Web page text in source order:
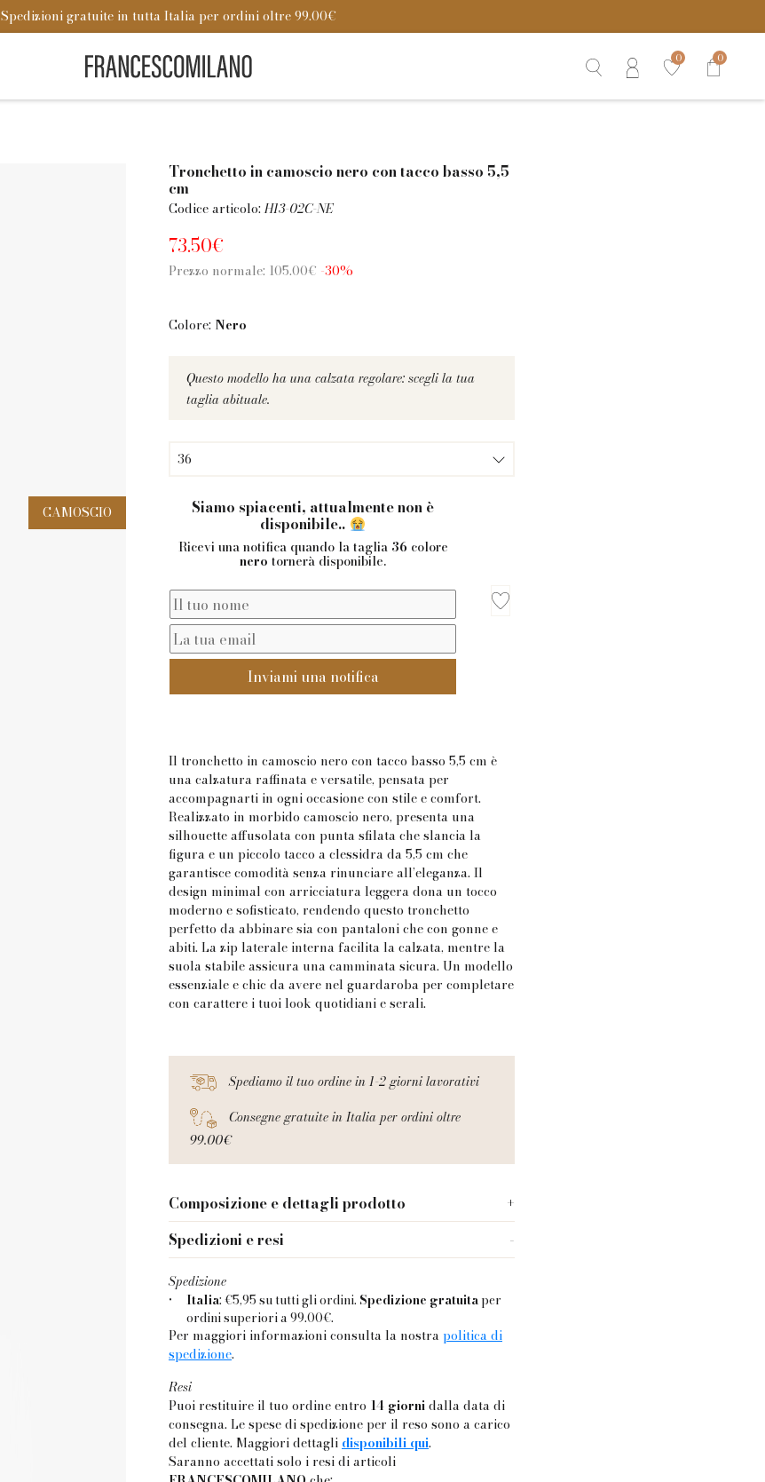
Spedizioni gratuite in tutta Italia per ordini oltre 99.00€
0 0
Tronchetto in camoscio nero con tacco basso 5,5
cm
Codice articolo:H13-02C-NE
73.50€
Prezzo normale: 105.00€ -30%
Colore: Nero
Questo modello ha una calzata regolare: scegli la tua
taglia abituale.
36
Siamo spiacenti, attualmente non è
disponibile..
Ricevi una notifica quando la taglia 36
nero tornerà disponibile.
Inviami una notifica
Il tronchetto in camoscio nero con tacco basso 5,5 cm è
una calzatura raffinata e versatile, pensata per
accompagnarti in ogni occasione con stile e comfort.
Realizzato in morbido camoscio nero, presenta una
silhouette affusolata con punta sfilata che slancia la
figura e un piccolo tacco a clessidra da 5,5 cm che
garantisce comodità senza rinunciare all’eleganza. Il
design minimal con arricciatura leggera dona un tocco
moderno e sofisticato, rendendo questo tronchetto
perfetto da abbinare sia con pantaloni che con gonne e
abiti. La zip laterale interna facilita la calzata, mentre la
suola stabile assicura una camminata sicura. Un modello
essenziale e chic da avere nel guardaroba per completare
con carattere i tuoi look quotidiani e serali.
Spediamo il tuo ordine in 1-2 giorni lavorativi
Consegne gratuite in Italia per ordini oltre
99.00€
Composizione e dettagli prodotto
Materiale parte superiore:
Tessuto Soletta:pelle
Altezza tacco:
Spedizioni e resi
Spedizione
• Italia: €5,95 su tutti gli ordini. Spedizione gratuitaper
ordini superiori a 99.00€.
Per maggiori informazioni consulta la nostra politica di
spedizione.
Resi
Puoi restituire il tuo ordine entro 14 giornidalla data di
consegna. Le spese di spedizione per il reso sono a carico
del cliente. Maggiori dettagli disponibili qui.
Saranno accettati solo i resi di articoli